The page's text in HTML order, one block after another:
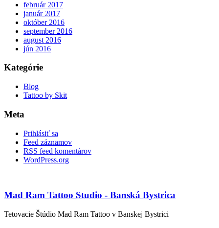
február 2017
január 2017
október 2016
september 2016
august 2016
jún 2016
Kategórie
Blog
Tattoo by Skit
Meta
Prihlásiť sa
Feed záznamov
RSS feed komentárov
WordPress.org
Mad Ram Tattoo Studio - Banská Bystrica
Tetovacie Štúdio Mad Ram Tattoo v Banskej Bystrici